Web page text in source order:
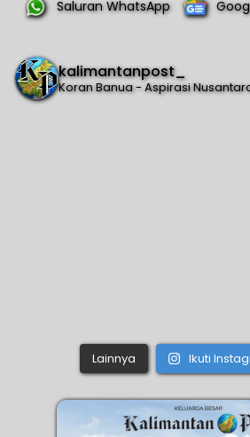
Saluran WhatsApp
kalimantanpost_
Koran Banua - Aspirasi
Lainnya Ikuti